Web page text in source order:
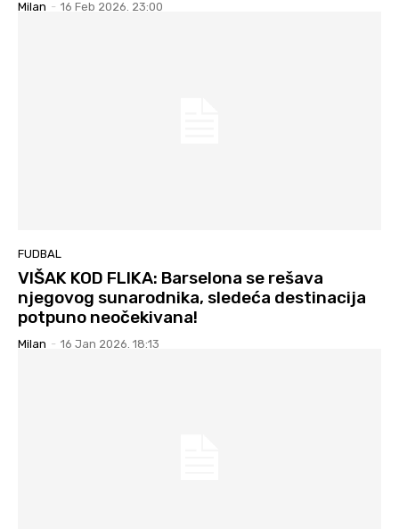
Milan - 16 Feb 2026. 23:00
FUDBAL
VIŠAK KOD FLIKA: Barselona se rešava
njegovog sunarodnika, sledeća destinacija
potpuno neočekivana!
Milan - 16 Jan 2026. 18:13